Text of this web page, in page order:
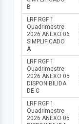
B
LRF RGF 1
Quadrimestre
2026 ANEXO 06
SIMPLIFICADO
A
LRF RGF 1
Quadrimestre
2026 ANEXO 05
DISPONIBILIDA
DE C
LRF RGF 1
Quadrimestre
2026 ANEXO 05